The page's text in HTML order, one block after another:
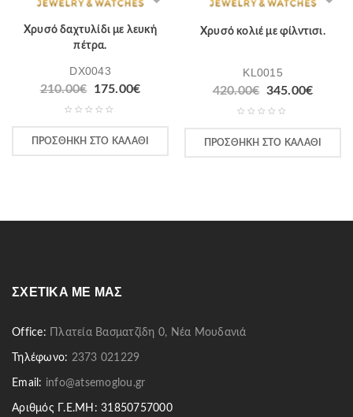
Χρυσό δαχτυλίδι με λευκή
πέτρα.
DX0043
210.00€ 175.00€
ΠΡΟΣΘΉΚΗ ΣΤΟ ΚΑΛΆΘΙ
Χρυσό κολιέ με φίλντισι.
KL0015
420.00€ 345.00€
ΠΡΟΣΘΉΚΗ ΣΤΟ ΚΑΛΆΘΙ
ΣΧΕΤΙΚΆ ΜΕ ΜΑΣ
Office: Πλατεία Βασματζίδη 0, Νέα Μουδανιά
Τηλέφωνο: 2373 021229
Email: info@atsemoglou.gr
Αριθμός Γ.Ε.ΜΗ: 31850757000